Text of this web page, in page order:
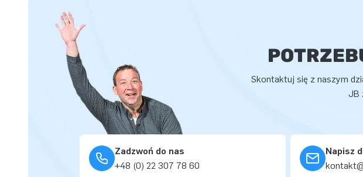
Skontaktuj się z naszym
JB
Zadzwoń do nas
+48 (0) 22 307 78 60
Napisz